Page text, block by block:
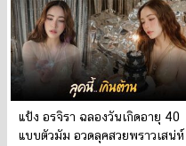
แป้ง อรจิรา ฉลองวันเกิดอายุ 40
แบบตัวมัม อวดลุคสวยพราวเสน่ห์